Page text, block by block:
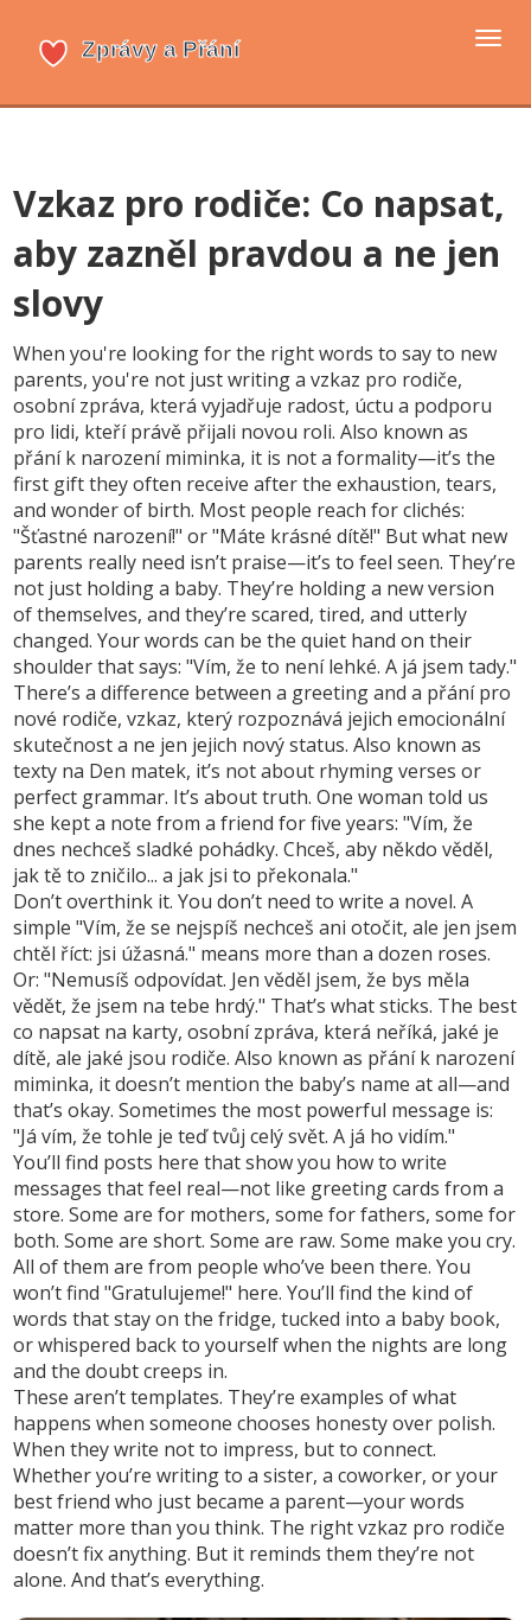
Vzkaz pro rodiče: Co napsat,
aby zazněl pravdou a ne jen
slovy
When you're looking for the right words to say to new
parents, you're not just writing avzkaz pro rodiče,
osobní zpráva, která vyjadřuje radost, úctu a podporu
pro lidi, kteří právě přijali novou roli. Also known as
přání k narození miminka, it is not a formality—it’s the
first gift they often receive after the exhaustion, tears,
and wonder of birth. Most people reach for clichés:
"Šťastné narození!" or "Máte krásné dítě!" But what new
parents really need isn’t praise—it’s to feel seen. They’re
not just holding a baby. They’re holding a new version
of themselves, and they’re scared, tired, and utterly
changed. Your words can be the quiet hand on their
shoulder that says: "Vím, že to není lehké. A já jsem tady."
There’s a difference between a greeting and a přání pro
nové rodiče,vzkaz, který rozpoznává jejich emocionální
skutečnost a ne jen jejich nový status. Also known as
texty na Den matek, it’s not about rhyming verses or
perfect grammar. It’s about truth. One woman told us
she kept a note from a friend for five years: "Vím, že
dnes nechceš sladké pohádky. Chceš, aby někdo věděl,
jak tě to zničilo... a jak jsi to překonala."
Don’t overthink it. You don’t need to write a novel. A
simple "Vím, že se nejspíš nechceš ani otočit, ale jen jsem
chtěl říct: jsi úžasná." means more than a dozen roses.
Or: "Nemusíš odpovídat. Jen věděl jsem, že bys měla
vědět, že jsem na tebe hrdý." That’s what sticks. The best
co napsat na karty,osobní zpráva, která neříká, jaké je
dítě, ale jaké jsou rodiče. Also known as přání k narození
miminka, it doesn’t mention the baby’s name at all—and
that’s okay. Sometimes the most powerful message is:
"Já vím, že tohle je teď tvůj celý svět. A já ho vidím."
You’ll find posts here that show you how to write
messages that feel real—not like greeting cards from a
store. Some are for mothers, some for fathers, some for
both. Some are short. Some are raw. Some make you cry.
All of them are from people who’ve been there. You
won’t find "Gratulujeme!" here. You’ll find the kind of
words that stay on the fridge, tucked into a baby book,
or whispered back to yourself when the nights are long
and the doubt creeps in.
These aren’t templates. They’re examples of what
happens when someone chooses honesty over polish.
When they write not to impress, but to connect.
Whether you’re writing to a sister, a coworker, or your
best friend who just became a parent—your words
matter more than you think. The rightvzkaz pro rodiče
doesn’t fix anything. But it reminds them they’re not
alone. And that’s everything.